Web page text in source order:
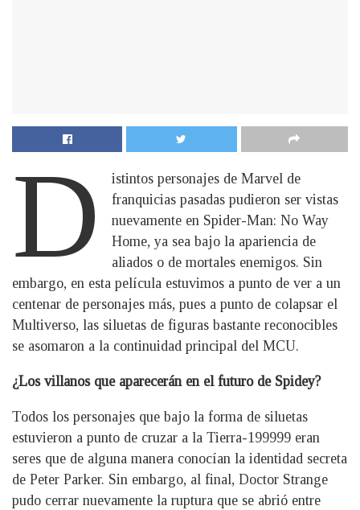
D
istintos personajes de Marvel de
franquicias pasadas pudieron ser vistas
nuevamente en Spider-Man: No Way
Home, ya sea bajo la apariencia de
aliados o de mortales enemigos. Sin
embargo, en esta película estuvimos a punto de ver a un
centenar de personajes más, pues a punto de colapsar el
Multiverso, las siluetas de figuras bastante reconocibles
se asomaron a la continuidad principal del MCU.
¿Los villanos que aparecerán en el futuro de Spidey?
Todos los personajes que bajo la forma de siluetas
estuvieron a punto de cruzar a la Tierra-199999 eran
seres que de alguna manera conocían la identidad secreta
de Peter Parker. Sin embargo, al final, Doctor Strange
pudo cerrar nuevamente la ruptura que se abrió entre